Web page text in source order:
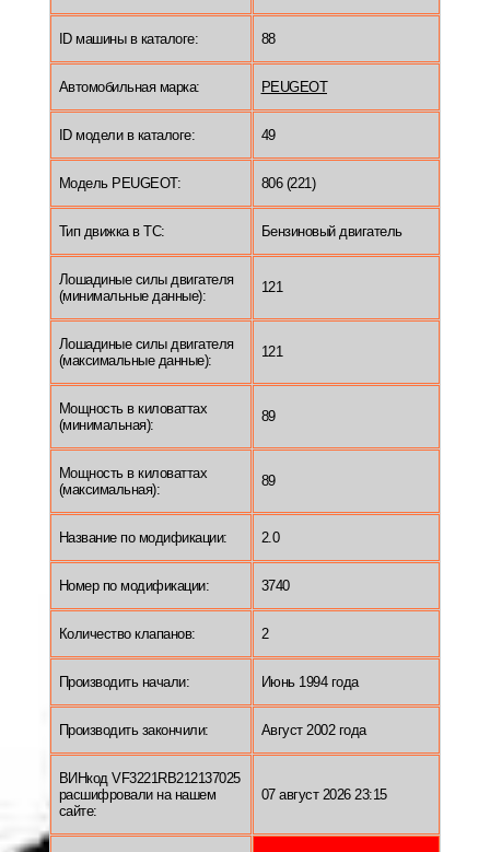
ID машины в каталоге: 88
Автомобильная марка: PEUGEOT
ID модели в каталоге: 49
Модель PEUGEOT: 806 (221)
Тип движка в ТС: Бензиновый двигатель
Лошадиные силы двигателя
(минимальные данные):
121
Лошадиные силы двигателя
(максимальные данные):
121
Мощность в киловаттах
(минимальная):
89
Мощность в киловаттах
(максимальная):
89
Название по модификации: 2.0
Номер по модификации: 3740
Количество клапанов: 2
Производить начали: Июнь 1994 года
Производить закончили: Август 2002 года
ВИНкод VF3221RB212137025
расшифровали на нашем
сайте:
07 август 2026 23:15